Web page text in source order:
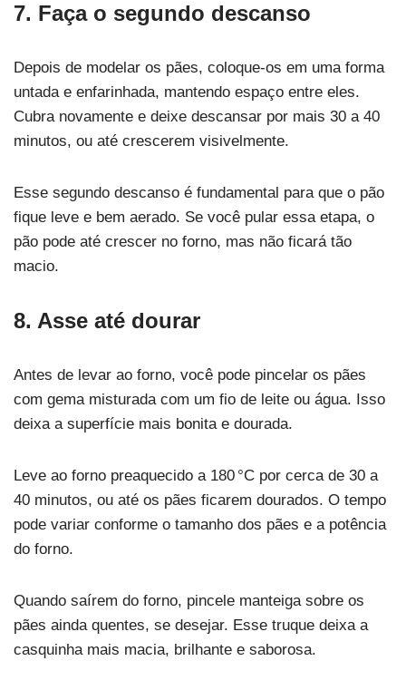
7. Faça o segundo descanso
Depois de modelar os pães, coloque-os em uma forma
untada e enfarinhada, mantendo espaço entre eles.
Cubra novamente e deixe descansar por mais 30 a 40
minutos, ou até crescerem visivelmente.
Esse segundo descanso é fundamental para que o pão
fique leve e bem aerado. Se você pular essa etapa, o
pão pode até crescer no forno, mas não ficará tão
macio.
8. Asse até dourar
Antes de levar ao forno, você pode pincelar os pães
com gema misturada com um fio de leite ou água. Isso
deixa a superfície mais bonita e dourada.
Leve ao forno preaquecido a 180 °C por cerca de 30 a
40 minutos, ou até os pães ficarem dourados. O tempo
pode variar conforme o tamanho dos pães e a potência
do forno.
Quando saírem do forno, pincele manteiga sobre os
pães ainda quentes, se desejar. Esse truque deixa a
casquinha mais macia, brilhante e saborosa.